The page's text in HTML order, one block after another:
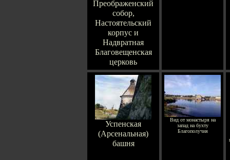
Преображенский
собор,
Настоятельский
корпус и
Надвратная
Благовещенская
церковь
Успенская
(Арсенальная)
башня
Вид от монастыря на
запад на бухту
Благополучия